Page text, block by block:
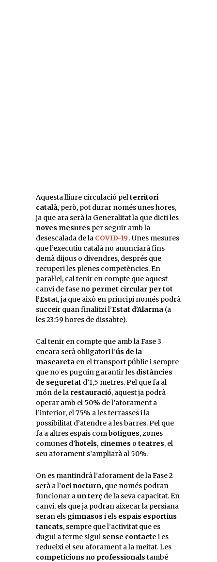
Aquesta lliure circulació pelterritori
català, però, pot durar només unes hores,
ja que ara serà la Generalitat la que dicti les
noves mesures per seguir amb la
desescalada de la COVID-19. Unes mesures
que l’executiu català no anunciarà fins
demà dijous o divendres, després que
recuperi les plenes competències. En
paral·lel, cal tenir en compte que aquest
canvi de fase no permet circular per tot
l’Estat, ja que això en principi només podrà
succeir quan finalitzi l’Estat d’Alarma (a
les 23:59 hores de dissabte).
Cal tenir en compte que amb la Fase 3
encara serà obligatori l’ús de la
mascareta en el transport públic i sempre
que no es puguin garantir les distàncies
de seguretat d’1,5 metres. Pel que fa al
món de la restauració, aquest ja podrà
operar amb el 50% de l’aforament a
l’interior, el 75% a les terrasses i la
possibilitat d’atendre a les barres. Pel que
fa a altres espais combotigues, zones
comunes d’hotels, cinemes o teatres, el
seu aforament s’ampliarà al 50%.
On es mantindrà l’aforament de la Fase 2
serà a l’oci nocturn, que només podran
funcionar aun terç de la seva capacitat. En
canvi, els que ja podran aixecar la persiana
seran els gimnasos i els espais esportius
tancats, sempre que l’activitat que es
dugui a terme sigui sense contacte i es
redueixi el seu aforament a la meitat. Les
competicions no professionals també